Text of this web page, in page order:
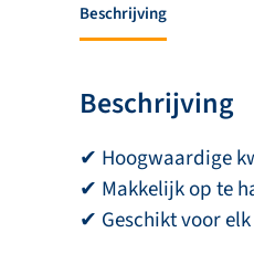
Beschrijving
Beschrijving
✔ Hoogwaardige
✔ Makkelijk op te
✔ Geschikt voor